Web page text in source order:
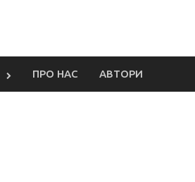
ПРО НАС АВТОРИ